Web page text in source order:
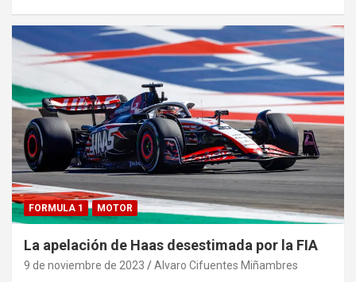
FORMULA 1 MOTOR
La apelación de Haas desestimada por la FIA
9 de noviembre de 2023 Alvaro Cifuentes Miñambres